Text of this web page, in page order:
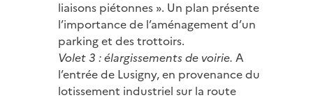
liaisons piétonnes ». Un plan présente
l’importance de l’aménagement d’un
parking et des trottoirs.
Volet 3 : élargissements de voirie. A
l’entrée de Lusigny, en provenance du
lotissement industriel sur la route